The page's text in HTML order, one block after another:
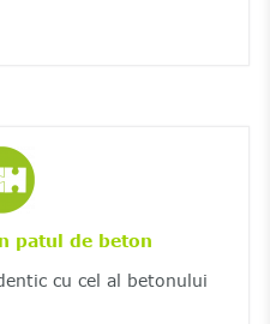
patul de beton
cu cel al betonului